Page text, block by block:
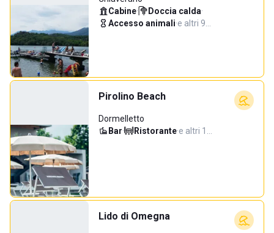
Cabine· Doccia calda·
Accesso animali·e altri 9…
Pirolino Beach
Dormelletto
Bar· Ristorante·e altri 1…
Lido di Omegna